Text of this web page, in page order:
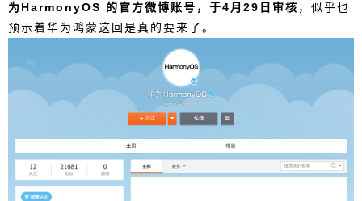
为HarmonyOS 的官方微博账号，于4月29日审核 ，似乎也
预示着华为鸿蒙这回是真的要来了。
启了公测，近日我们还发现华为终端有限公司申请
注册了名为@华为HarmonyOS 的官方微博账号，
于4月29日审核，似乎也预示着华为鸿蒙这回是真的
要来了。 作为补充，早前华为消费者业务软件部总
裁王成录曾表示今年6月初华为手机用户将开始升级
鸿蒙系统。 另一边很早之前就曝光的华为MatePad
Pro 2平板电脑，发布时间上今天有数码博主（长安
数码君）爆料称，华为MatePad Pro2暂定6月2日发
布。 作为补充，早前3C认证显示，型号为WGR-A
N19的华为5G新品已于今年2月现身，配备最大10